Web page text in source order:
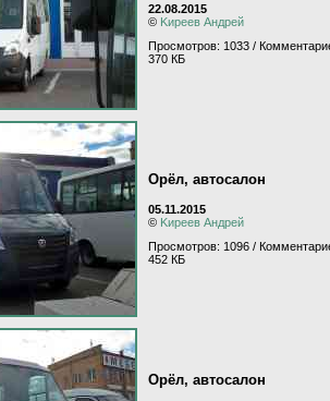
22.08.2015
© Kиpeeв Aндpeй
Просмотров: 1033 /
370 КБ
Орёл, автосалон
05.11.2015
© Kиpeeв Aндpeй
Просмотров: 1096 /
452 КБ
Орёл, автосалон